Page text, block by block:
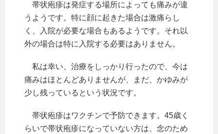
帯状疱疹は発症する場所によっても痛みが違
うようです。特に顔に起きた場合は激痛らし
く、入院が必要な場合もあるようです。それ以
外の場合は特に入院する必要はありません。
私は幸い、治療をしっかり行ったので、今は
痛みはほとんどありませんが、まだ、かゆみが
少し残っているという状況です。
帯状疱疹はワクチンで予防できます。45歳く
らいで帯状疱疹になっていない方は、念のため